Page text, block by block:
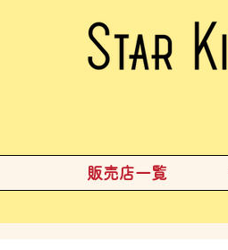
販売店一覧